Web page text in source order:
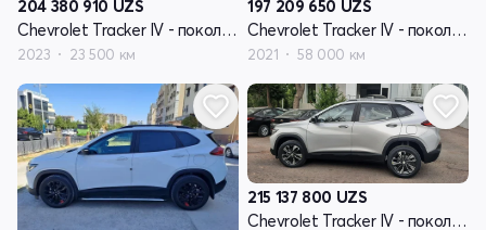
204 380 910 UZS
Chevrolet Tracker IV - поколение
2023 23 500 км
197 209 650 UZS
Chevrolet Tracker IV - поколение
2021 58 000 км
215 137 800 UZS
Chevrolet Tracker IV - поколение